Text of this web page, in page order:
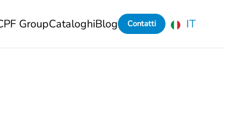
GroupCataloghiBlog Contatti IT